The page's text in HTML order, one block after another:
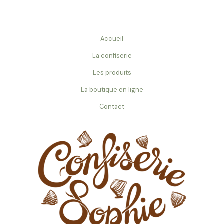
Accueil
La confiserie
Les produits
La boutique en ligne
Contact